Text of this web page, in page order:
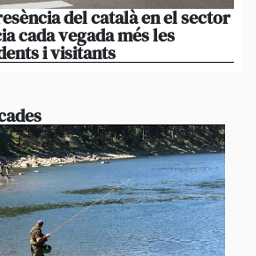
del català en el sector
cada vegada més les
i visitants